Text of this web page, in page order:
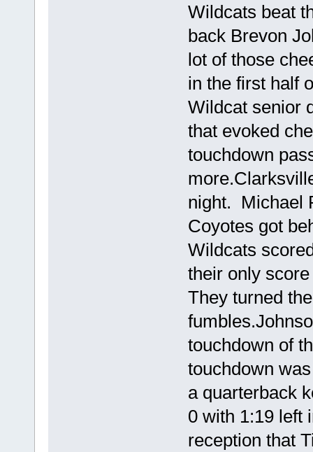
Wildcats beat
back Brevon
lot of those
in the first half
Wildcat senior
that evoked
touchdown
night. Michael
Coyotes got
Wildcats
their only
They turned
touchdown of
touchdown
a quarterback
0 with 1:19 left
reception that